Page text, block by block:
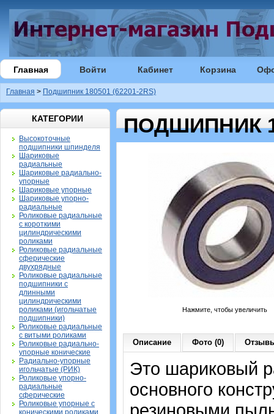
Главная Войти Кабинет Корзина
Главная > Подшипник 180501 (62201-2RS)
КАТЕГОРИИ
Высокоточные
подшипники шпинделя
Шариковые
радиальные
Шариковые радиально-
упорные
Шариковые упорные
Шариковые упорно-
радиальные
Роликовые радиальные
с короткими
цилиндрическими
роликами
Роликовые радиальные
сферические
двухрядные
Роликовые радиальные
подшипники с
длинными
цилиндрическими
роликами (игольчатые
подшипники)
Роликовые радиальные
с витыми роликами
Роликовые радиально-
упорные конические
Радиально-упорные
игольчатые (РИК)
Роликовые упорно-
радиальные
сферические
Роликовые упорные с
коническими роликами
ПОДШИПНИК
Нажмите, чтобы увеличить
Описание Фото (0)
Это шариковый
основного